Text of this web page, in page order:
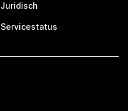
Juridisch
Servicestatus